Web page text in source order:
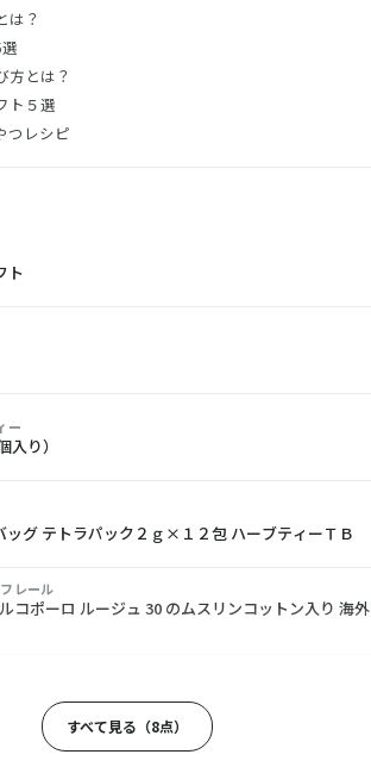
は？
方とは？
ト５選
つレシピ
ト
ー
入り）
グ テトラパック２ｇ×１２包 ハーブティーＴＢ
レール
コポーロ ルージュ 30 のムスリンコットン入り 海外
すべて見る（8点）